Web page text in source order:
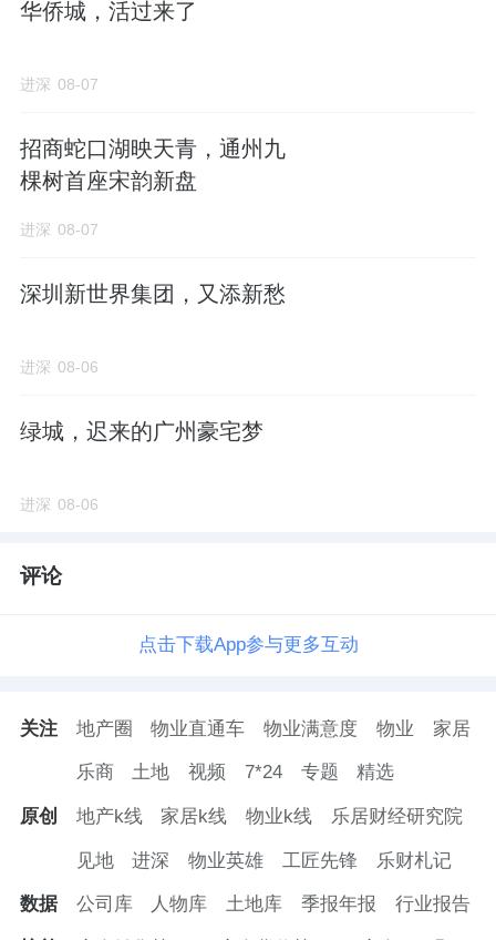
布，最大可能利用每一寸计容面积。
和12#。
其余12栋均为8-11F洋房。
地块北侧为京九铁路线，北侧房源距离铁路边
但仍然会面临一定的噪音影响。
栋东西间距6.2米-6.7米，相当于做了一道隔音
米，与南排的楼间距在65米以上，能否真正庇
整体来看布局还是挺聪明的，
既消化了不利因
素，又保护了主力房源。
后期产品的抗噪处理非常重要，毕竟北边除了
华侨城，活过来了
进深 08-07
招商蛇口湖映天青，通州九
棵树首座宋韵新盘
进深 08-07
深圳新世界集团，又添新愁
进深 08-06
绿城，迟来的广州豪宅梦
进深 08-06
评论
点击下载App参与更多互动
关注 地产圈 物业直通车 物业满意度 物业 家居
乐商 土地 视频 7*24 专题 精选
原创 地产k线 家居k线 物业k线 乐居财经研究院
见地 进深 物业英雄 工匠先锋 乐财札记
数据 公司库 人物库 土地库 季报年报 行业报告